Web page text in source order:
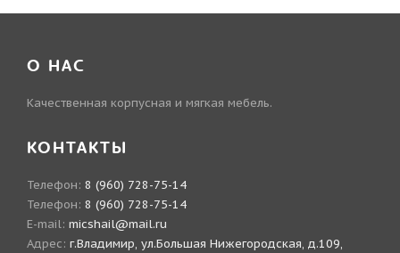
О НАС
Качественная корпусная и мягкая мебель.
КОНТАКТЫ
Телефон: 8 (960) 728-75-14
Телефон: 8 (960) 728-75-14
E-mail: micshail@mail.ru
Адрес: г.Владимир, ул.Большая Нижегородская, д.109,